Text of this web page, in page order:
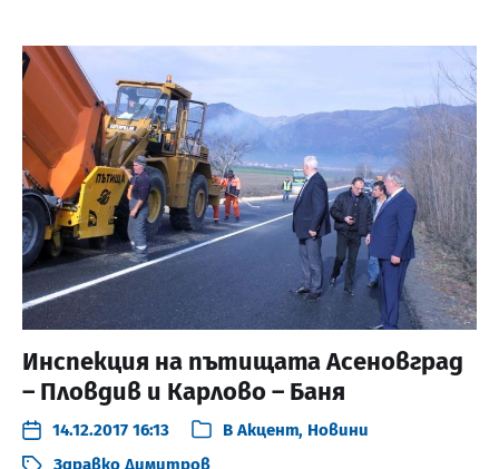
Инспекция на пътищата Асеновград
– Пловдив и Карлово – Баня
14.12.2017 16:13 В Акцент, Новини
Здравко Димитров